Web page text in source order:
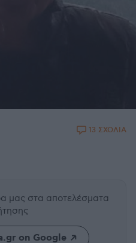
13 ΣΧΟΛΙΑ
μας στα αποτελέσματα
on Google